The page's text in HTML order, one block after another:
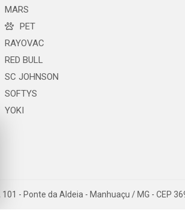
MARS
PET
RAYOVAC
RED BULL
SC JOHNSON
SOFTYS
YOKI
- Ponte da Aldeia - Manhuaçu / MG - CEP